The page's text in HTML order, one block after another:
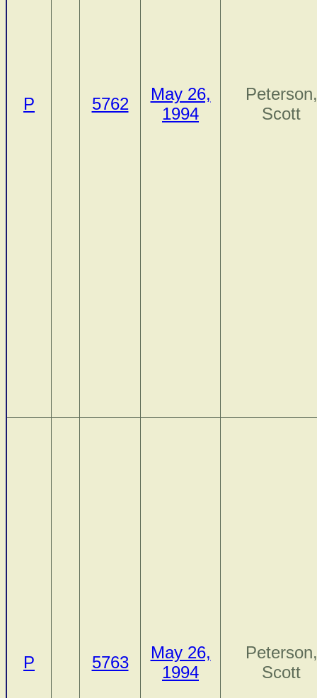
P 5762
May 26,
1994
Peterson,
Scott
P 5763
May 26,
1994
Peterson,
Scott